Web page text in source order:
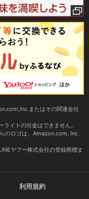
またはその関連会社
イトの出金はできません。
のロゴは、Amazon.com, Inc.
ヤフー株式会社の登録商標ま
利用規約